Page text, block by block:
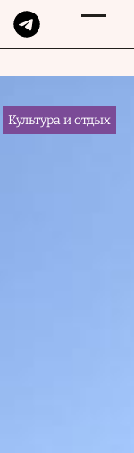
Культура и отдых